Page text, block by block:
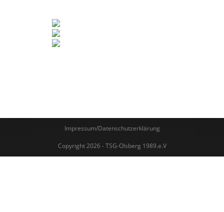
Impressum/Datenschutzerklärung
Copyright 2026 - TSG-Olsberg 1989.e.V